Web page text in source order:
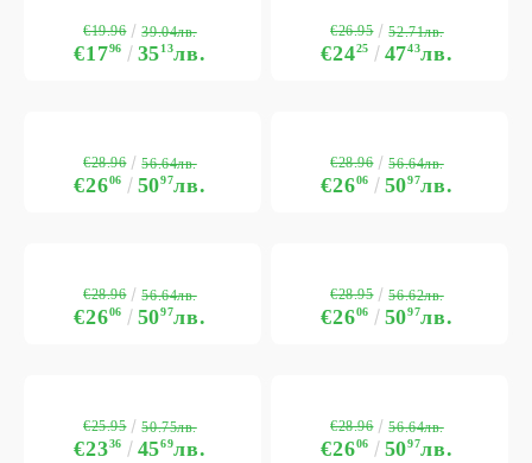
€1796 3513лв.
€19.96 39.04лв.
€2425 4743лв.
€26.95 52.71лв.
€2606 5097лв.
€28.96 56.64лв.
€2606 5097лв.
€28.96 56.64лв.
€2606 5097лв.
€28.96 56.64лв.
€2606 5097лв.
€28.95 56.62лв.
€2336 4569лв.
€25.95 50.75лв.
€2606 5097лв.
€28.96 56.64лв.